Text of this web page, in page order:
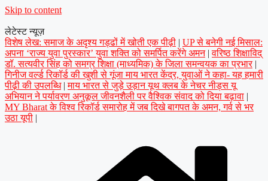
Skip to content
लेटेस्ट न्यूज़
विशेष लेख: समाज के अदृश्य गड्ढों में खोती एक पीढ़ी | UP से बनेगी नई मिसाल:
अपना ‘राज्य युवा पुरस्कार’ युवा शक्ति को समर्पित करेंगे अमन | वरिष्ठ शिक्षाविद्
डॉ. सत्यवीर सिंह को समग्र शिक्षा (माध्यमिक) के जिला समन्वयक का प्रभार |
गिनीज वर्ल्ड रिकॉर्ड की खुशी से गूंजा माय भारत केंद्र, युवाओं ने कहा- यह हमारी
पीढ़ी की उपलब्धि | माय भारत से जुड़े उड़ान यूथ क्लब के नेचर नीड्स यू
अभियान ने पर्यावरण अनुकूल जीवनशैली पर वैश्विक संवाद को दिया बढ़ावा |
MY Bharat के विश्व रिकॉर्ड समारोह में जब दिखे बागपत के अमन, गर्व से भर
उठा यूपी |